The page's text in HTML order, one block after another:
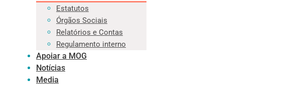
Estatutos
Órgãos Sociais
Relatórios e Contas
Regulamento interno
Apoiar a MOG
Notícias
Media